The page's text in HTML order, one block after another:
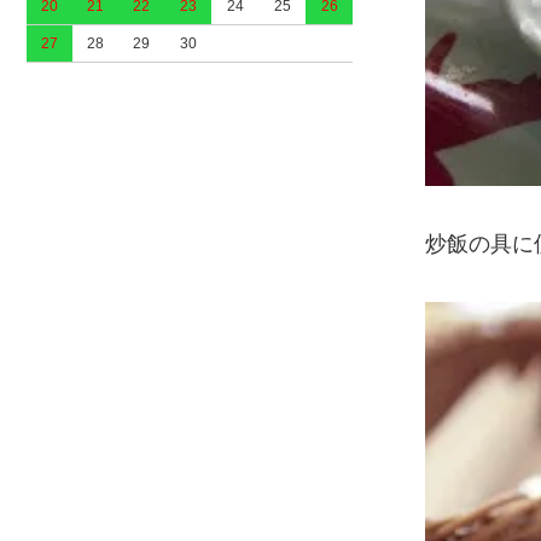
20 21 22 23 24 25 26
27 28 29 30
炒飯の具に